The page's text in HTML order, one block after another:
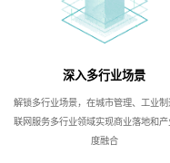
深入多行业场景
解锁多行业场景，在城市管理、工业制
联网服务多行业领域实现商业落地和产
度融合